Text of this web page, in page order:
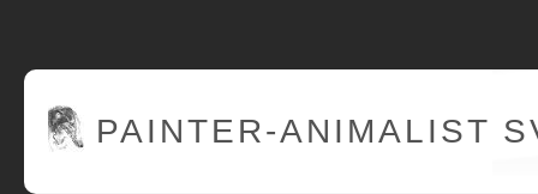
PAINTER-ANIMALIST